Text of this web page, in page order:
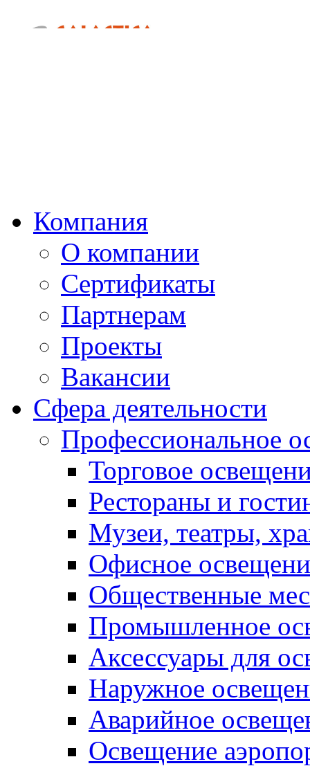
Компания
О компании
Сертификаты
Партнерам
Проекты
Вакансии
Сфера деятельности
Профессиональное
Торговое
Рестораны и
Музеи, театры,
Офисное
Общественные
Промышленное
Аксессуары для
Наружное
Аварийное
Освещение